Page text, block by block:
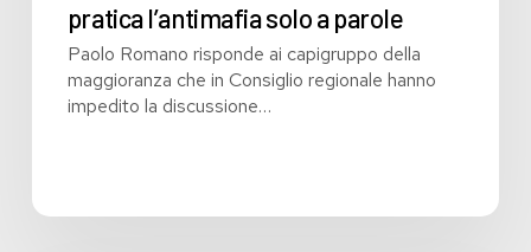
pratica l’antimafia solo a parole
Paolo Romano risponde ai capigruppo della
maggioranza che in Consiglio regionale hanno
impedito la discussione…